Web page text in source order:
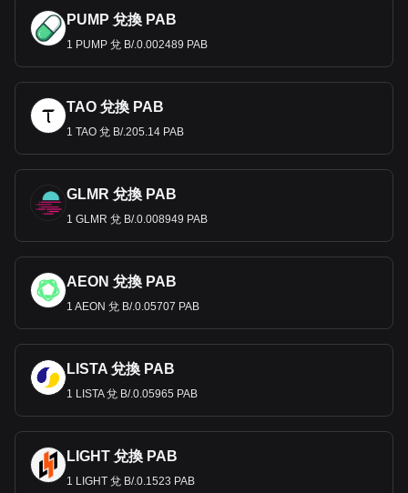
PUMP 兌換 PAB
1 PUMP 兌 B/.0.002489 PAB
TAO 兌換 PAB
1 TAO 兌 B/.205.14 PAB
GLMR 兌換 PAB
1 GLMR 兌 B/.0.008949 PAB
AEON 兌換 PAB
1 AEON 兌 B/.0.05707 PAB
LISTA 兌換 PAB
1 LISTA 兌 B/.0.05965 PAB
LIGHT 兌換 PAB
1 LIGHT 兌 B/.0.1523 PAB